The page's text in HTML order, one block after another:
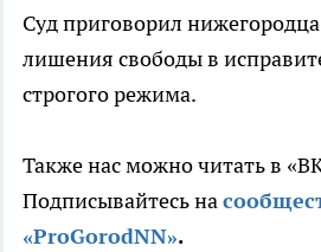
Суд приговорил
лишения свободы в
строгого режима.
Также нас можно читать в
Подписывайтесь на
«ProGorodNN».